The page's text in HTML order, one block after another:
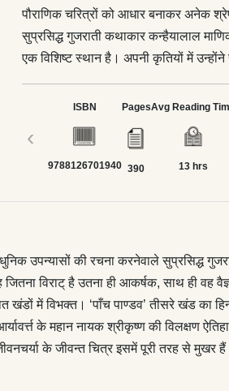
पौराणिक चरित्रों को आधार बनाकर अनेक
सुप्रसिद्ध गुजराती कथाकार कन्हैयालाल
एक विशिष्ट स्थान है। अपनी कृतियों में
उतरता है।</p> <p>मुंशी जी का
‘पाँच पाण्डव’ तीसरे खंड का हिन्दी रूपान्तर
है तो अपने आपमें एक पूरी कथा भी है। पाँचों
इस रोचक-रोमांचक गाथा में आर्यावर्त्त के
‹
ISBN
9788126701940
Pages
390
Avg Reading
13 hrs
उपन्यासों की रचना करनेवाले सुप्रसिद्ध
विराट् है उतना ही आकर्षक, साथ ही वह
खंडों में विभक्त। ‘पाँच पाण्डव’ तीसरे खंड का
के महान नायक श्रीकृष्ण की विलक्षण
के जीवन्त चित्र इसमें पूरी तरह से मुखर